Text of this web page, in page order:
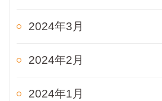
2024年3月
2024年2月
2024年1月